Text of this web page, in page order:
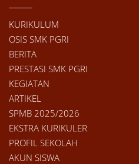
KURIKULUM
OSIS SMK PGRI
BERITA
PRESTASI SMK PGRI
KEGIATAN
ARTIKEL
SPMB 2025/2026
EKSTRA KURIKULER
PROFIL SEKOLAH
AKUN SISWA